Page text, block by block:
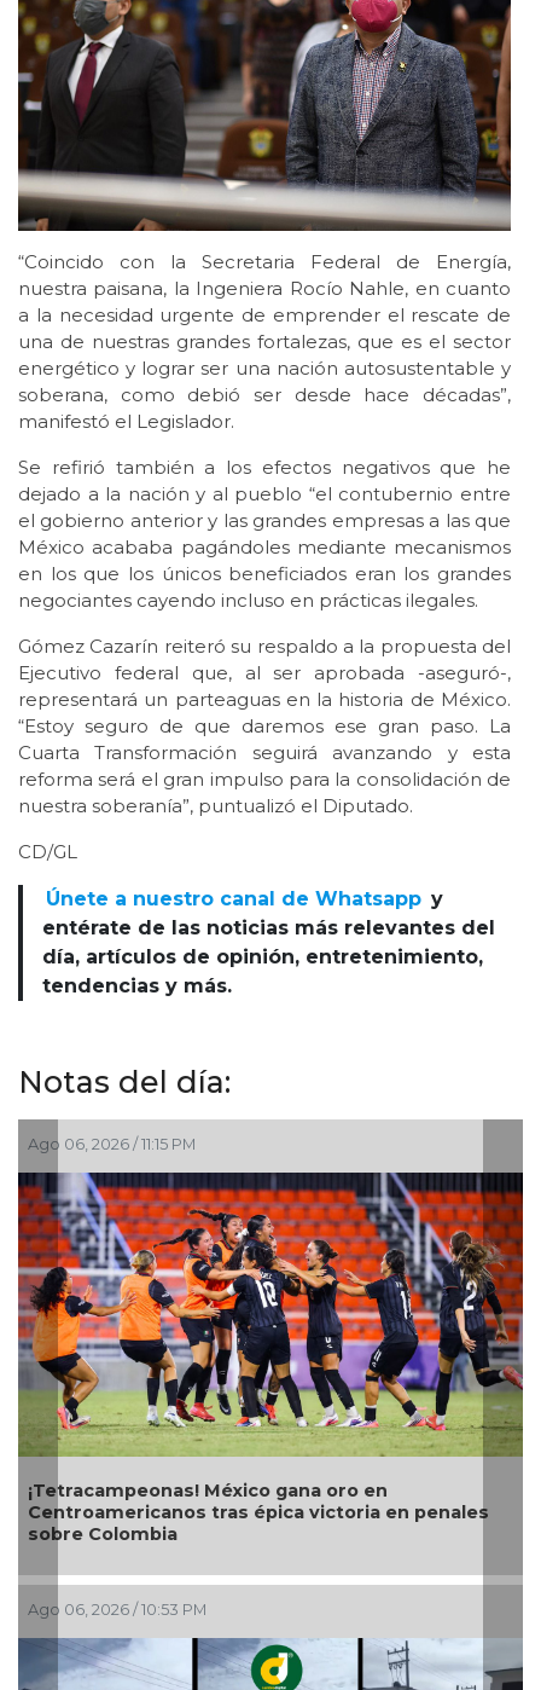
“Coincido con la Secretaria Federal de Energía,
nuestra paisana, la Ingeniera Rocío Nahle, en cuanto
a la necesidad urgente de emprender el rescate de
una de nuestras grandes fortalezas, que es el sector
energético y lograr ser una nación autosustentable y
soberana, como debió ser desde hace décadas”,
manifestó el Legislador.
Se refirió también a los efectos negativos que he
dejado a la nación y al pueblo “el contubernio entre
el gobierno anterior y las grandes empresas a las que
México acababa pagándoles mediante mecanismos
en los que los únicos beneficiados eran los grandes
negociantes cayendo incluso en prácticas ilegales.
Gómez Cazarín reiteró su respaldo a la propuesta del
Ejecutivo federal que, al ser aprobada -aseguró-,
representará un parteaguas en la historia de México.
“Estoy seguro de que daremos ese gran paso. La
Cuarta Transformación seguirá avanzando y esta
reforma será el gran impulso para la consolidación de
nuestra soberanía”, puntualizó el Diputado.
CD/GL
Únete a nuestro canal de Whatsapp y
entérate de las noticias más relevantes del
día, artículos de opinión, entretenimiento,
tendencias y más.
Notas del día:
PM
México gana oro en
tras épica victoria en penales
PM
Con